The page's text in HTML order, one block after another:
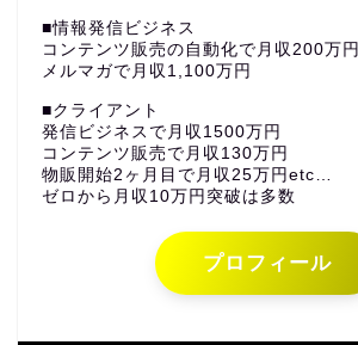
■情報発信ビジネス
コンテンツ販売の自動化で月収200万円
メルマガで月収1,100万円
■クライアント
発信ビジネスで月収1500万円
コンテンツ販売で月収130万円
物販開始2ヶ月目で月収25万円etc…
ゼロから月収10万円突破は多数
プロフィール